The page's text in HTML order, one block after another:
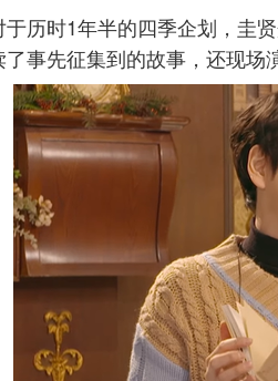
于历时1年半的四季企划，圭
了事先征集到的故事，还现场